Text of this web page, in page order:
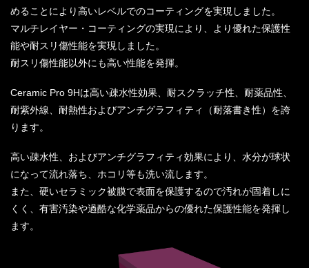
めることにより高いレベルでのコーティングを実現しました。
マルチレイヤー・コーティングの実現により、より優れた保護性
能や耐スリ傷性能を実現しました。
耐スリ傷性能以外にも高い性能を発揮。
Ceramic Pro 9Hは高い疎水性効果、耐スクラッチ性、耐薬品性、
耐紫外線、耐熱性およびアンチグラフィティ（耐落書き性）を誇
ります。
高い疎水性、およびアンチグラフィティ効果により、水分が球状
になって流れ落ち、ホコリ等も洗い流します。
また、硬いセラミック被膜で表面を保護するので汚れが固着しに
くく、有害汚染や過酷な化学薬品からの優れた保護性能を発揮し
ます。